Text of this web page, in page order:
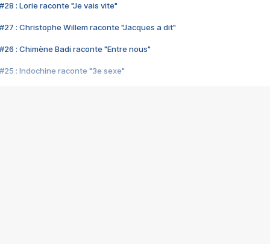
#28 : Lorie raconte "Je vais vite"
#27 : Christophe Willem raconte "Jacques a dit"
#26 : Chimène Badi raconte "Entre nous"
#25 : Indochine raconte "3e sexe"